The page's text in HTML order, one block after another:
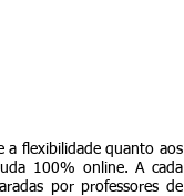
a flexibilidade quanto aos
100% online. A cada
por professores de